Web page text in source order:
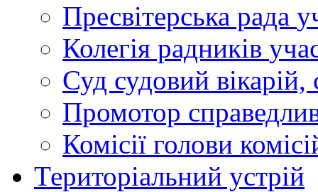
Пресвітерська рада
Колегія радників
Суд судовий вікарій,
Промотор
Комісії голови
Територіальний устрій